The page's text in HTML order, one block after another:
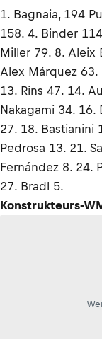
1. Bagnaia, 194
158. 4. Binder
Miller 79. 8. Aleix
Alex Márquez
13. Rins 47. 14.
Nakagami 34. 16.
27. 18. Bastianini
Pedrosa 13. 21.
Fernández 8. 24.
27. Bradl 5.
Konstrukteurs-